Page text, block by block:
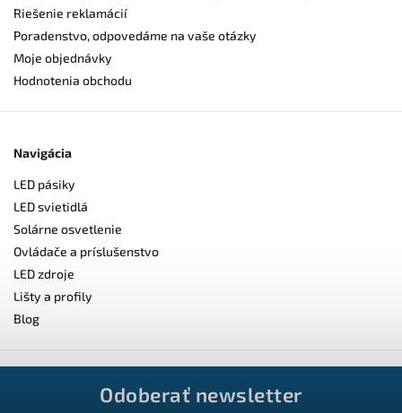
Riešenie reklamácií
Poradenstvo, odpovedáme na vaše otázky
Moje objednávky
Hodnotenia obchodu
Navigácia
LED pásiky
LED svietidlá
Solárne osvetlenie
Ovládače a príslušenstvo
LED zdroje
Lišty a profily
Blog
Odoberať newsletter